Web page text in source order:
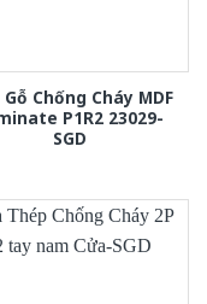
Gỗ Chống Cháy MDF
P1R2 23029-
SGD